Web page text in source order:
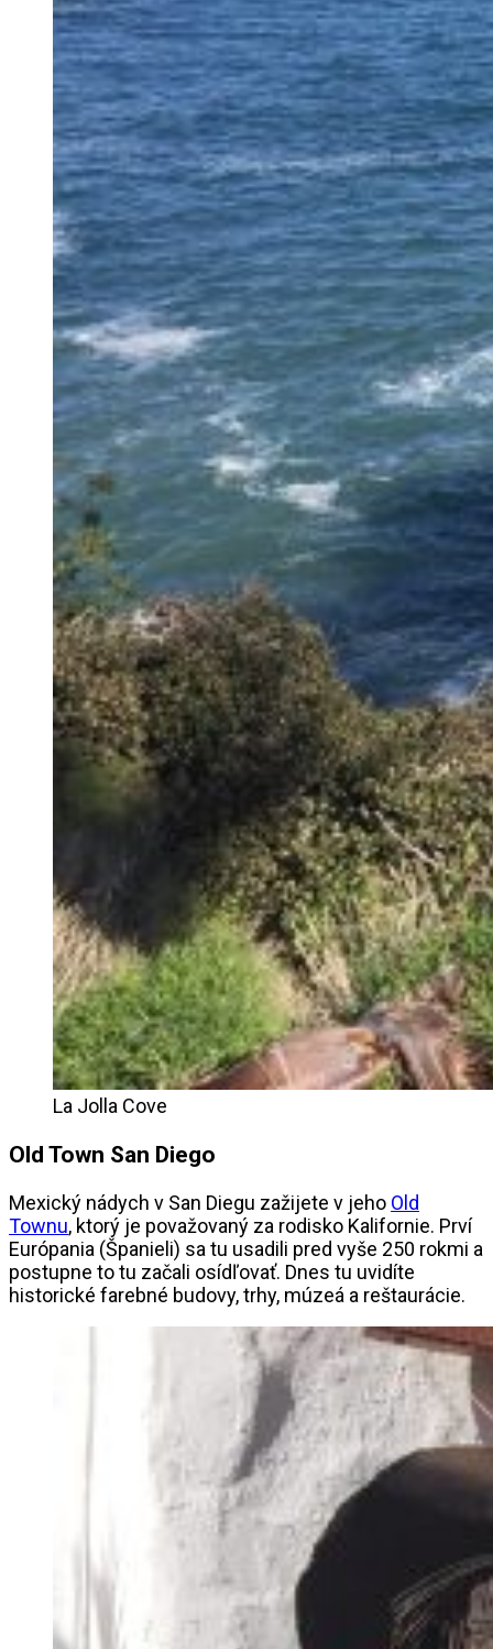
La Jolla Cove
Old Town San Diego
Mexický nádych v San Diegu zažijete v jeho Old
Townu, ktorý je považovaný za rodisko Kalifornie. Prví
Európania (Španieli) sa tu usadili pred vyše 250 rokmi a
postupne to tu začali osídľovať. Dnes tu uvidíte
historické farebné budovy, trhy, múzeá a reštaurácie.